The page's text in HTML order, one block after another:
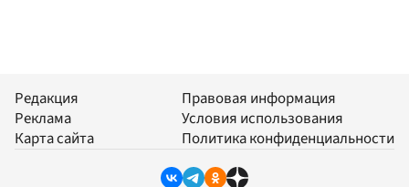
Редакция
Реклама
Карта сайта
Правовая информация
Условия использования
Политика конфиденциальности